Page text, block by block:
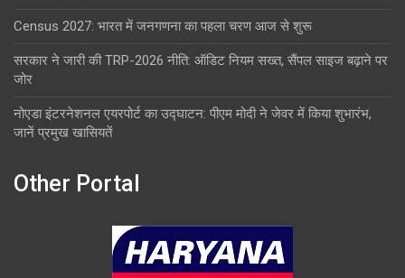
Census 2027: भारत में जनगणना का पहला चरण आज से शुरू
सरकार ने जारी की TRP-2026 नीति: ऑडिट नियम सख्त, सैंपल साइज बढ़ाने पर
जोर
नोएडा इंटरनेशनल एयरपोर्ट का उद्घाटन: पीएम मोदी ने जेवर में किया शुभारंभ,
जानें प्रमुख खासियतें
Other Portal